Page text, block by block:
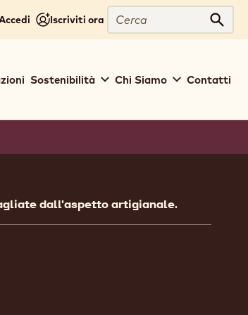
Iscriviti ora
Cerca
Sostenibilità Chi Siamo Contatti
dall'aspetto artigianale.